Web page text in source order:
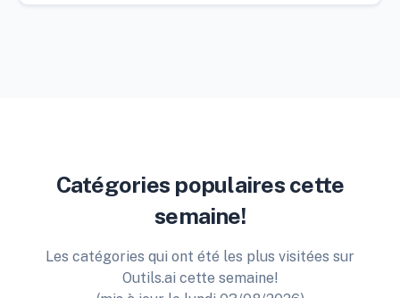
Catégories populaires cette
semaine!
Les catégories qui ont été les plus visitées sur
Outils.ai cette semaine!